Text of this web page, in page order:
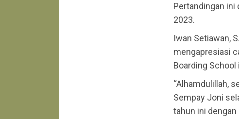
Pertandingan ini
2023.
Iwan Setiawan,
mengapresiasi
Boarding School
“Alhamdulillah,
Sempay Joni
tahun ini